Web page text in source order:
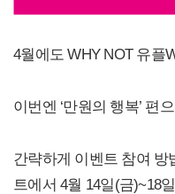
4월에도 WHY NOT 유플
이번엔 ‘만원의 행복’ 편
간략하게 이벤트 참여 방
트에서 4월 14일(금)~18